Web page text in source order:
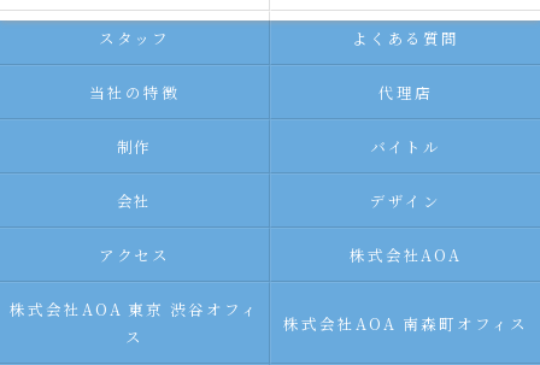
スタッフ よくある質問
当社の特徴 代理店
制作 バイトル
会社 デザイン
アクセス 株式会社AOA
株式会社AOA 東京 渋谷オフィ
ス
株式会社AOA 南森町オフィス